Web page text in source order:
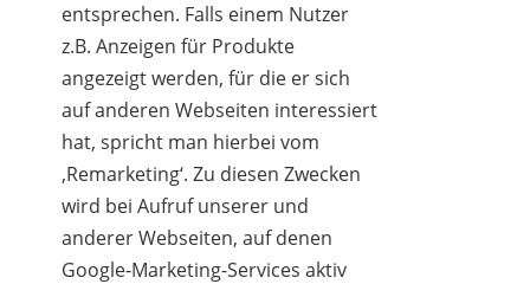
entsprechen. Falls einem Nutzer
z.B. Anzeigen für Produkte
angezeigt werden, für die er sich
auf anderen Webseiten interessiert
hat, spricht man hierbei vom
‚Remarketing‘. Zu diesen Zwecken
wird bei Aufruf unserer und
anderer Webseiten, auf denen
Google-Marketing-Services aktiv